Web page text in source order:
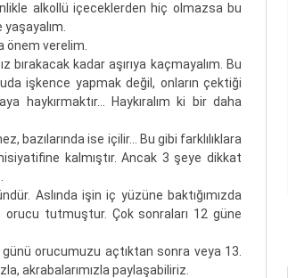
alkollü içeceklerden hiç olmazsa bu
önem verelim.
kadar aşırıya kaçmayalım. Bu
işkence yapmak değil, onların çektiği
haykırmaktır… Haykıralım ki bir daha
bazılarında ise içilir… Bu gibi farklılıklara
kalmıştır. Ancak 3 şeye dikkat
Aslında işin iç yüzüne baktığımızda
tutmuştur. Çok sonraları 12 güne
orucumuzu açtıktan sonra veya 13.
akrabalarımızla paylaşabiliriz.